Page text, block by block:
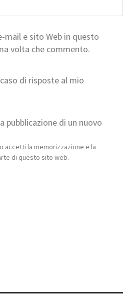
mail e sito Web in questo
volta che commento.
di risposte al mio
pubblicazione di un nuovo
accetti la memorizzazione e la
di questo sito web.